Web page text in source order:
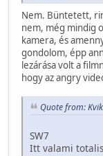
Nem. Büntetett,
nem, még mindig
kamera, és
gondolom, épp
lezárása volt a
hogy az angry
Quote from:
SW7
Itt valami